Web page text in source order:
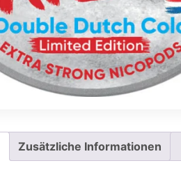
Zusätzliche Informationen